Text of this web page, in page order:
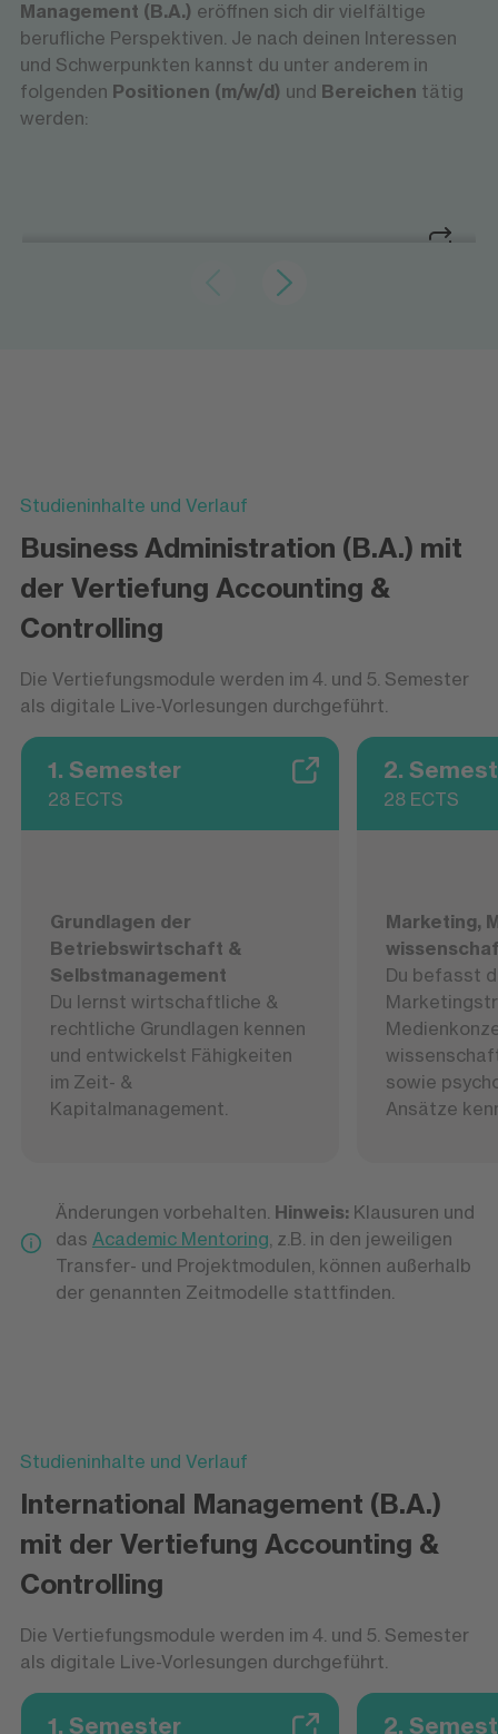
Management (B.A.) eröffnen sich dir vielfältige
berufliche Perspektiven. Je nach deinen Interessen
und Schwerpunkten kannst du unter anderem in
folgenden Positionen (m/w/d) und Bereichen tätig
werden:
Zahlen analysieren und Unternehmen steuern
Kostenentwicklungen und machen
wirtschaftliche Zusammenhänge transparent.
Ihr Ziel ist es, Chancen und Risiken frühzeitig
sichtbar zu machen und die
Unternehmenssteuerung mit belastbaren
Studieninhalte und Verlauf
Business Administration (B.A.) mit
der Vertiefung Accounting &
Controlling
Die Vertiefungsmodule werden im 4. und 5. Semester
als digitale Live-Vorlesungen durchgeführt.
1. Semester
28 ECTS
Grundlagen der
Betriebswirtschaft &
Selbstmanagement
Du lernst wirtschaftliche &
rechtliche Grundlagen kennen
und entwickelst Fähigkeiten
im Zeit- &
Kapitalmanagement.
2.
28 ECTS
Marketing,
Du befasst
sowie
Ansätze
Änderungen vorbehalten. Hinweis: Klausuren und
das Academic Mentoring, z.B. in den jeweiligen
Transfer- und Projektmodulen, können außerhalb
der genannten Zeitmodelle stattfinden.
Studieninhalte und Verlauf
International Management (B.A.)
mit der Vertiefung Accounting &
Controlling
Die Vertiefungsmodule werden im 4. und 5. Semester
als digitale Live-Vorlesungen durchgeführt.
1. Semester 2.